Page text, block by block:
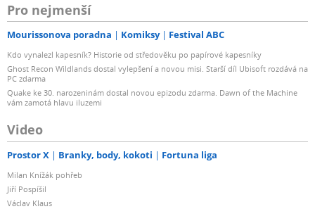
Pro nejmenší
Mourissonova poradna Komiksy Festival ABC
Kdo vynalezl kapesník? Historie od středověku po papírové kapesníky
Ghost Recon Wildlands dostal vylepšení a novou misi. Starší díl Ubisoft rozdává na
PC zdarma
Quake ke 30. narozeninám dostal novou epizodu zdarma. Dawn of the Machine
vám zamotá hlavu iluzemi
Video
Prostor X Branky, body, kokoti Fortuna liga
Milan Knížák pohřeb
Jiří Pospíšil
Václav Klaus